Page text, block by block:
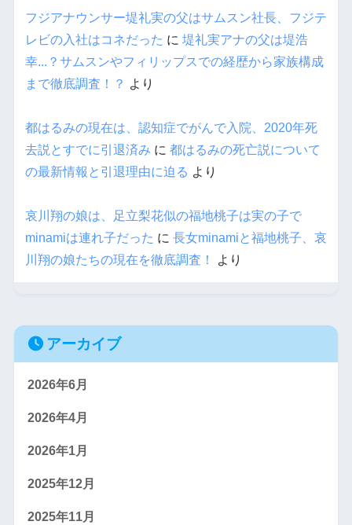
フジアナウンサー堤礼実の父はサムスン社長、フジテ
レビの入社はコネだった に 堤礼実アナの父は堤浩
幸...？サムスンやフィリップスでの経歴から家族構成
まで徹底調査！？ より
都はるみの現在は、認知症でがんで入院、2020年死
去説とすでに引退済み に 都はるみの死亡説について
の最新情報と引退理由に迫る より
哀川翔の娘は、足立梨花似の福地桃子は実の子で
minamiは連れ子だった に 長女minamiと福地桃子、哀
川翔の娘たちの現在を徹底調査！
より
アーカイブ
2026年6月
2026年4月
2026年1月
2025年12月
2025年11月